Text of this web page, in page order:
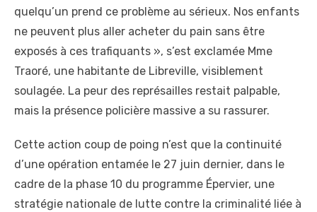
quelqu’un prend ce problème au sérieux. Nos enfants
ne peuvent plus aller acheter du pain sans être
exposés à ces trafiquants », s’est exclamée Mme
Traoré, une habitante de Libreville, visiblement
soulagée. La peur des représailles restait palpable,
mais la présence policière massive a su rassurer.
Cette action coup de poing n’est que la continuité
d’une opération entamée le 27 juin dernier, dans le
cadre de la phase 10 du programme Épervier, une
stratégie nationale de lutte contre la criminalité liée à